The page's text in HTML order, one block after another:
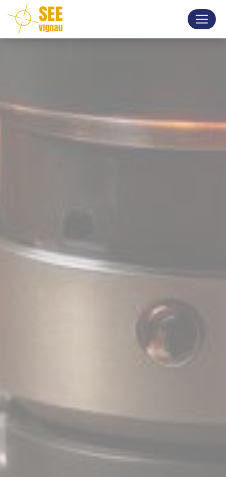
Panneau de gestion des cookies